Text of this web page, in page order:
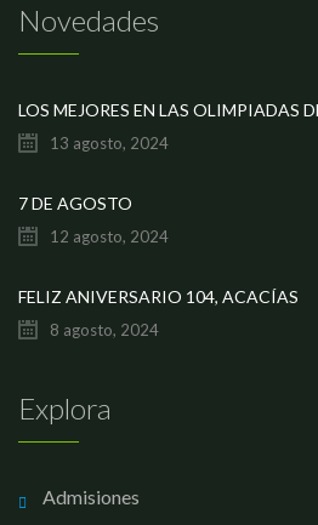
Novedades
LOS MEJORES EN LAS OLIMPIADAS
13 agosto, 2024
7 DE AGOSTO
12 agosto, 2024
FELIZ ANIVERSARIO 104, ACACÍAS
8 agosto, 2024
Explora
Admisiones